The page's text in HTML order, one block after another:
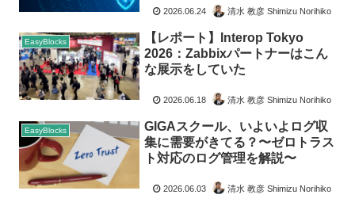
2026.06.24 清水 教彦 Shimizu Norihiko
EasyBlocks
【レポート】Interop Tokyo
2026：Zabbixパートナーはこん
な展示をしていた
2026.06.18 清水 教彦 Shimizu Norihiko
EasyBlocks
GIGAスクール、いよいよログ収
集に需要がきてる？〜ゼロトラス
ト対応のログ管理を解説〜
2026.06.03 清水 教彦 Shimizu Norihiko